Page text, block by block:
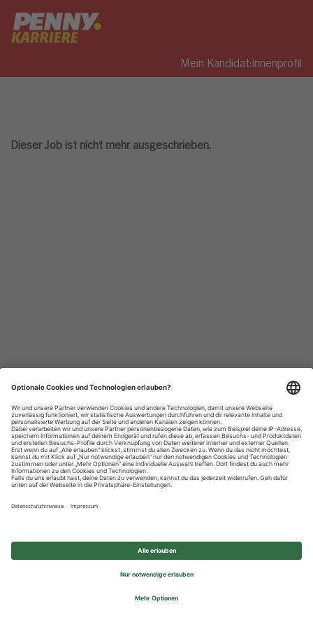
Mein Kandidat:innenprofil
Dieser Job ist nicht mehr ausgeschrieben.
Datenschutzhinweise
Impressum
Privatsphäre-Einstellungen
© 2026 REWE Group - All rights reserved